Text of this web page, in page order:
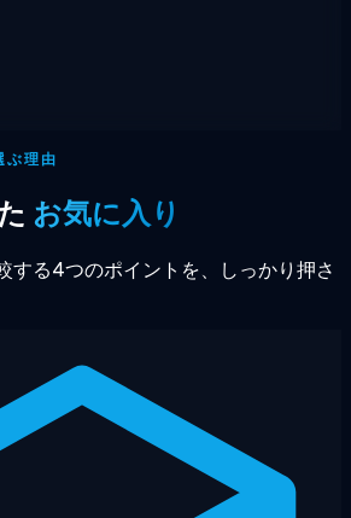
ぶ理由
お気に入り
する4つのポイントを、しっかり押さ